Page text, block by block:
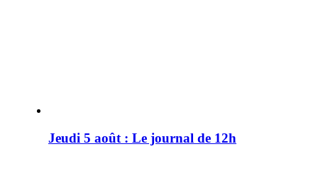
Jeudi 5 août : Le journal de 12h